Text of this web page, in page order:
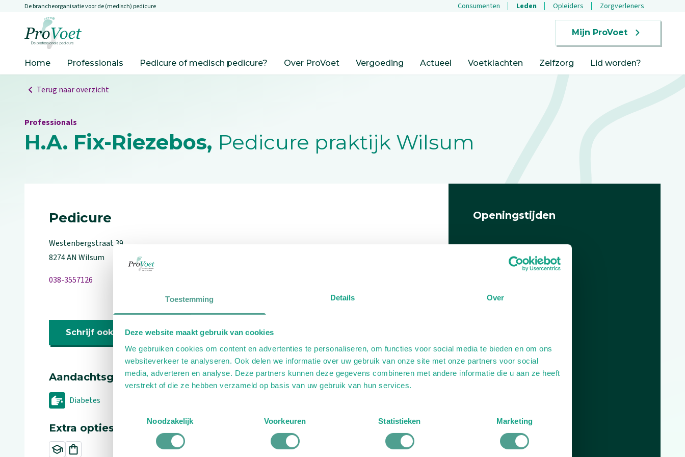
Toestemming Details Over
Deze website maakt gebruik van cookies
We gebruiken cookies om content en advertenties te personaliseren, om functies voor social media te bieden en om ons
websiteverkeer te analyseren. Ook delen we informatie over uw gebruik van onze site met onze partners voor social
media, adverteren en analyse. Deze partners kunnen deze gegevens combineren met andere informatie die u aan ze heeft
verstrekt of die ze hebben verzameld op basis van uw gebruik van hun services.
Noodzakelijk
Voorkeuren Statistieken Marketing
Overslaan en naar de inhoud gaan
De brancheorganisatie voor de (medisch) pedicure Consumenten Leden Opleiders Zorgverleners
Mijn ProVoet
Home Professionals Pedicure of medisch pedicure? Over ProVoet Vergoeding Actueel Voetklachten Zelfzorg Lid worden?
Terug naar overzicht
Professionals
H.A. Fix-Riezebos, Pedicure praktijk Wilsum
Pedicure
Westenbergstraat39
8274 AN Wilsum
038-3557126
Schrijf ook een review
Aandachtsgebieden
Diabetes
Extra opties
Openingstijden
Plan je route